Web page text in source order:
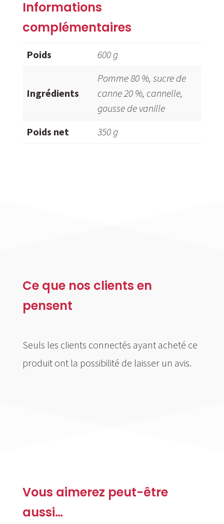
Informations
complémentaires
Poids 600 g
Ingrédients
Pomme 80 %, sucre de
canne 20 %, cannelle,
gousse de vanille
Poids net
350 g
Ce que nos clients en
pensent
Seuls les clients connectés ayant acheté ce
produit ont la possibilité de laisser un avis.
Vous aimerez peut-être
aussi…